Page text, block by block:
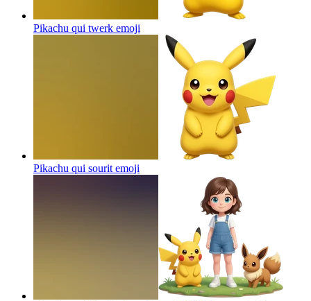
Pikachu qui twerk emoji
Pikachu qui sourit emoji